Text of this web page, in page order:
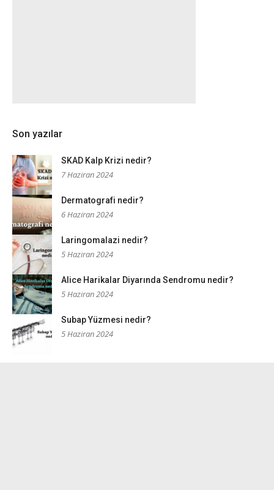
Son yazılar
SKAD Kalp Krizi nedir?
7 Haziran 2024
Dermatografi nedir?
6 Haziran 2024
Laringomalazi nedir?
5 Haziran 2024
Alice Harikalar Diyarında Sendromu nedir?
5 Haziran 2024
Subap Yüzmesi nedir?
5 Haziran 2024